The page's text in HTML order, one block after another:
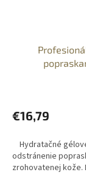
€16,79
Hydratačné
odstránenie
zrohovatenej kože.